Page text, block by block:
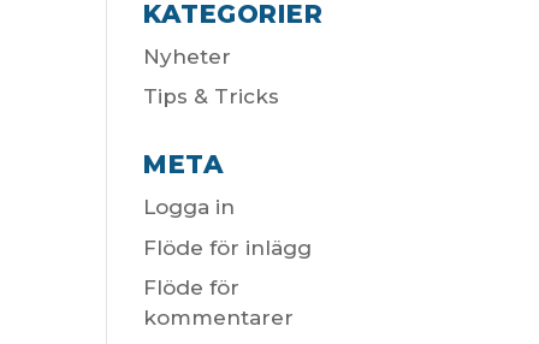
KATEGORIER
Nyheter
Tips & Tricks
META
Logga in
Flöde för inlägg
Flöde för
kommentarer